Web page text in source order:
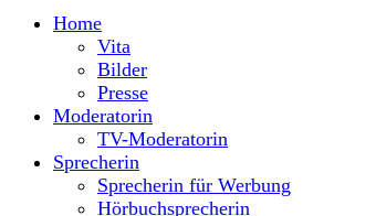
Nina-Carissima Schönrock
Home
Vita
Bilder
Presse
Moderatorin
TV-Moderatorin
Sprecherin
Sprecherin für Werbung
Hörbuchsprecherin